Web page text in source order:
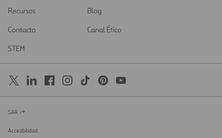
Recursos
Blog
Contacto
Canal Ético
STEM
Abrir
una
nueva
SAR
Accesibilidad